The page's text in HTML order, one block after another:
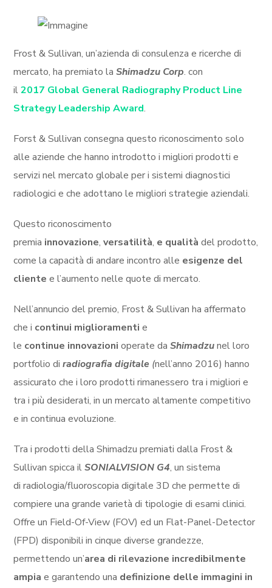
Frost & Sullivan, un’azienda di consulenza e ricerche di
mercato, ha premiato laShimadzu Corp. con
il2017 Global General Radiography Product Line
Strategy Leadership Award.
Forst & Sullivan consegna questo riconoscimento solo
alle aziende che hanno introdotto i migliori prodotti e
servizi nel mercato globale per i sistemi diagnostici
radiologici e che adottano le migliori strategie aziendali.
Questo riconoscimento
premia innovazione,versatilità, e qualità del prodotto,
come la capacità di andare incontro alle esigenze del
cliente e l’aumento nelle quote di mercato.
Nell’annuncio del premio, Frost & Sullivan ha affermato
che i continui miglioramenti e
le continue innovazionioperate da Shimadzunel loro
portfolio diradiografia digitale (nell’anno 2016) hanno
assicurato che i loro prodotti rimanessero tra i migliori e
tra i più desiderati, in un mercato altamente competitivo
e in continua evoluzione.
Tra i prodotti della Shimadzu premiati dalla Frost &
Sullivan spicca ilSONIALVISION G4, un sistema
di radiologia/fluoroscopia digitale 3D che permette di
compiere una grande varietà di tipologie di esami clinici.
Offre un Field-Of-View (FOV) ed un Flat-Panel-Detector
(FPD) disponibili in cinque diverse grandezze,
permettendo un’area di rilevazione incredibilmente
ampia e garantendo una definizione delle immagini in